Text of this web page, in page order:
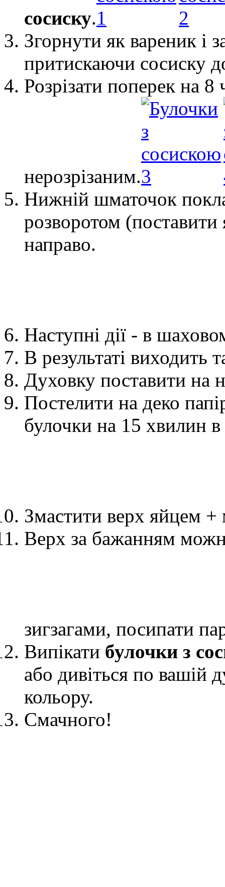
сосиску.
Згорнути як вареник і
притискаючи сосиску
Розрізати поперек на
нерозрізаним.
Нижній шматочок
розворотом
направо.
Наступні дії - в
В результаті виходить
Духовку поставити на
Постелити на деко
булочки на 15 хвилин в
Змастити верх яйцем +
Верх за бажанням
зигзагами, посипати
Випікати булочки з
або дивіться по вашій
кольору.
Смачного!